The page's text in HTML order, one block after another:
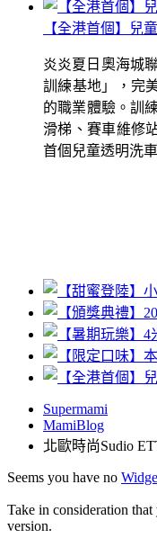
【全港首個】兒
炎炎夏日奧海城
訓練基地」，完
的職業體驗。訓
滑梯、賽車維修
首個兒童透明洗
Supermami
MamiBlog
北歐時尚Sudio
Seems you have no
Take in consideration
version.